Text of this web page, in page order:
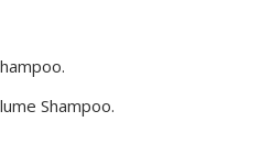
Shampoo.